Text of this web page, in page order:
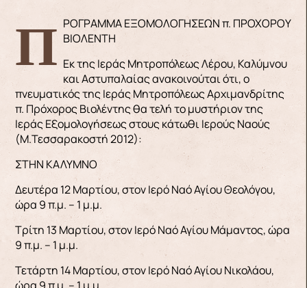
ΠΡΟΓΡΑΜΜΑ ΕΞΟΜΟΛΟΓΗΣΕΩΝ π. ΠΡΟΧΟΡΟΥ ΒΙΟΛΕΝΤΗ
Εκ της Ιεράς Μητροπόλεως Λέρου, Καλύμνου
και Αστυπαλαίας ανακοινούται ότι, ο
πνευματικός της Ιεράς Μητροπόλεως Αρχιμανδρίτης
π. Πρόχορος Βιολέντης θα τελή το μυστήριον της
Ιεράς Εξομολογήσεως στους κάτωθι Ιερούς Ναούς
(Μ.Τεσσαρακοστή 2012):
ΣΤΗΝ ΚΑΛΥΜΝΟ
Δευτέρα 12 Μαρτίου, στον Ιερό Ναό Αγίου Θεολόγου,
ώρα 9 π.μ. – 1 μ.μ.
Τρίτη 13 Μαρτίου, στον Ιερό Ναό Αγίου Μάμαντος, ώρα
9 π.μ. – 1 μ.μ.
Τετάρτη 14 Μαρτίου, στον Ιερό Ναό Αγίου Νικολάου,
ώρα 9 π.μ. – 1 μ.μ.